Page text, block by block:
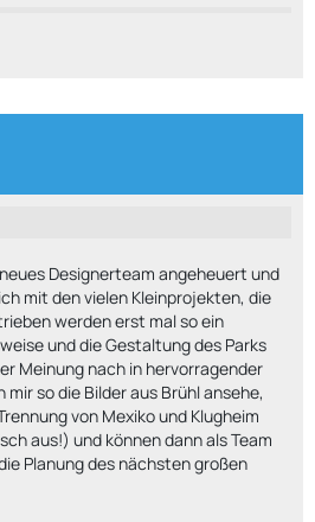
Designerteam angeheuert und
mit den vielen Kleinprojekten, die
werden erst mal so ein
und die Gestaltung des Parks
Meinung nach in hervorragender
so die Bilder aus Brühl ansehe,
von Mexiko und Klugheim
aus!) und können dann als Team
Planung des nächsten großen